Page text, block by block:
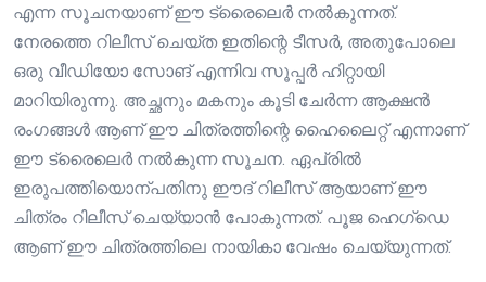
എന്ന സൂചനയാണ് ഈ ട്രൈലെർ നൽകുന്നത്.
നേരത്തെ റിലീസ് ചെയ്ത ഇതിന്റെ ടീസർ, അതുപോലെ
ഒരു വീഡിയോ സോങ് എന്നിവ സൂപ്പർ ഹിറ്റായി
മാറിയിരുന്നു. അച്ഛനും മകനും കൂടി ചേർന്ന ആക്ഷൻ
രംഗങ്ങൾ ആണ് ഈ ചിത്രത്തിന്റെ ഹൈലൈറ്റ് എന്നാണ്
ഈ ട്രൈലെർ നൽകുന്ന സൂചന. ഏപ്രിൽ
ഇരുപത്തിയൊന്പതിനു ഈദ് റിലീസ് ആയാണ് ഈ
ചിത്രം റിലീസ് ചെയ്യാൻ പോകുന്നത്. പൂജ ഹെഗ്‌ഡെ
ആണ് ഈ ചിത്രത്തിലെ നായികാ വേഷം ചെയ്യുന്നത്.